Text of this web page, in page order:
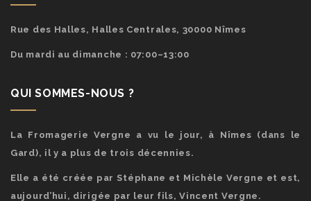
Rue des Halles, Halles Centrales, 30000 Nîmes
Du mardi au dimanche : 07:00–13:00
QUI SOMMES-NOUS ?
La Fromagerie Vergne a vu le jour, à Nîmes (dans le
Gard), il y a plus de trois décennies.
Elle a été créée par Stéphane et Michèle Vergne et est,
aujourd’hui, dirigée par leur fils, Vincent Vergne.